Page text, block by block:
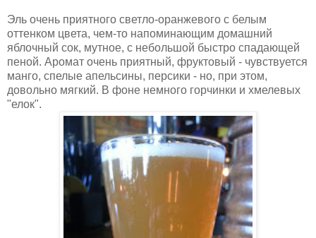
Эль очень приятного светло-оранжевого с белым
оттенком цвета, чем-то напоминающим домашний
яблочный сок, мутное, с небольшой быстро спадающей
пеной. Аромат очень приятный, фруктовый - чувствуется
манго, спелые апельсины, персики - но, при этом,
довольно мягкий. В фоне немного горчинки и хмелевых
"елок".